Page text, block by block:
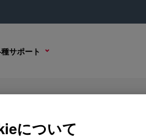
サポート
について